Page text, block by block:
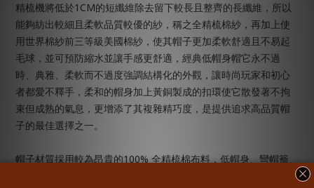
精梳機將低於1CM的短纖維除去留下較長且整齊的長纖維，所以
能夠紡出較細且柔軟品質較優的紗，稱之全精梳棉紗，再加上使
用世界棉紗前三等級美國棉紗，使其帽子更加柔軟舒適且不易起
毛球，並可預防縮水並讓手感更舒適，經典低帽身帽它永不過
時、典雅、柔軟而不過度強調結構化的外觀，讓時尚玩家和初心
者都愛不釋手，柔和的帽身加上黃銅製成的扣環使它散發著不拘
束但成熟的氣息，更增添了其複雜精巧度，是提供追求高品質帽
子的最佳選擇之一。
帽子材質採用較為昂貴的100%全精梳棉布料，低帽身、彎帽簷、
圖形刺繡，讓